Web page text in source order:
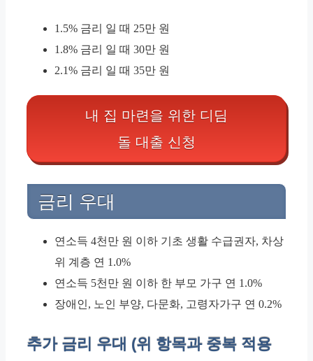
1.5% 금리 일 때 25만 원
1.8% 금리 일 때 30만 원
2.1% 금리 일 때 35만 원
내 집 마련을 위한 디딤
돌 대출 신청
금리 우대
연소득 4천만 원 이하 기초 생활 수급권자, 차상
위 계층 연 1.0%
연소득 5천만 원 이하 한 부모 가구 연 1.0%
장애인, 노인 부양, 다문화, 고령자가구 연 0.2%
추가 금리 우대 (위 항목과 중복 적용